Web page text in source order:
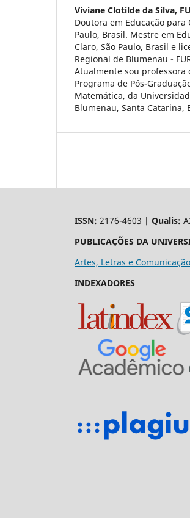
Viviane Clotilde da Silva,
Doutora em Educação para
Paulo, Brasil. Mestre em
Claro, São Paulo, Brasil e
Regional de Blumenau -
Atualmente sou professora
Programa de Pós-
Matemática, da
Blumenau, Santa Catarina,
ISSN: 2176-4603 | Qualis:
PUBLICAÇÕES DA
Artes, Letras e Comunicação
INDEXADORES